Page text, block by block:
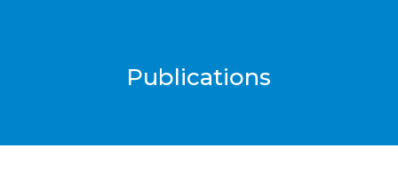
Publications